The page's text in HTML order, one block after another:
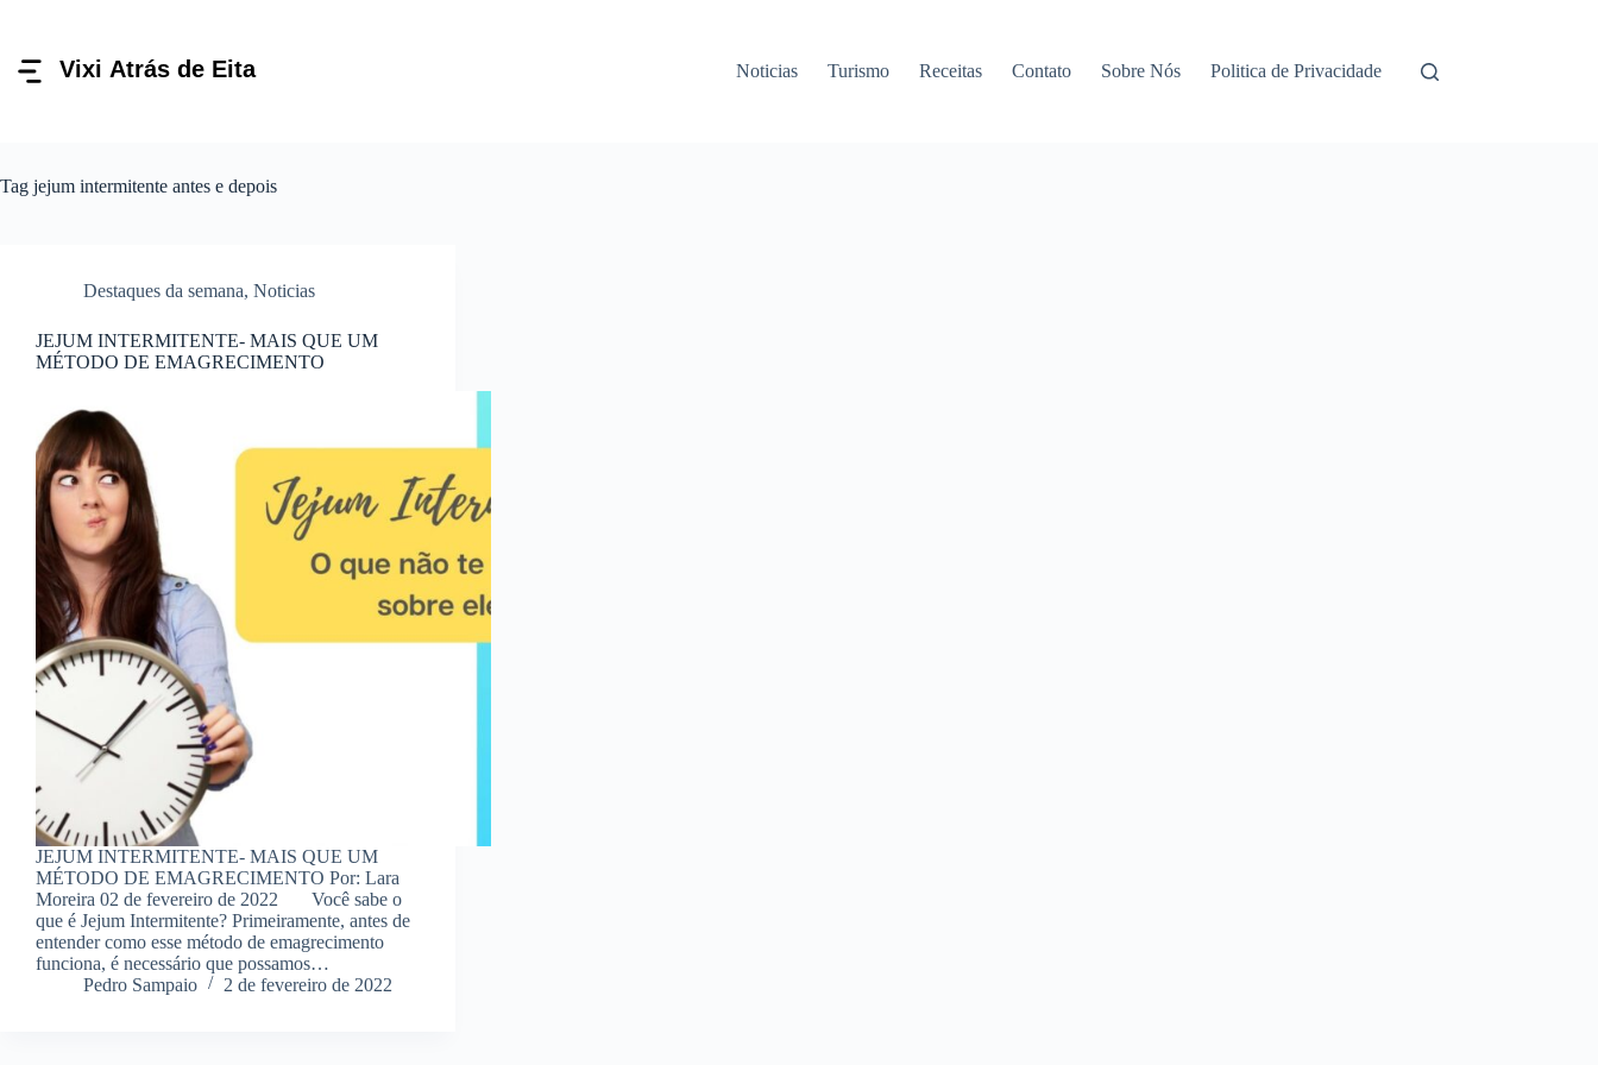
conteúdo
Noticias Turismo Receitas Contato Sobre Nós Politica de Privacidade
Tag jejum intermitente antes e depois
Destaques da semana, Noticias
JEJUM INTERMITENTE- MAIS QUE UM
MÉTODO DE EMAGRECIMENTO
JEJUM INTERMITENTE- MAIS QUE UM
MÉTODO DE EMAGRECIMENTO Por: Lara
Moreira 02 de fevereiro de 2022 Você sabe o
que é Jejum Intermitente? Primeiramente, antes de
entender como esse método de emagrecimento
funciona, é necessário que possamos…
Pedro Sampaio
2 de fevereiro de 2022